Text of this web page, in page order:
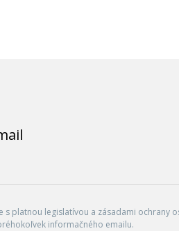
platnou legislatívou a zásadami
informačného emailu.